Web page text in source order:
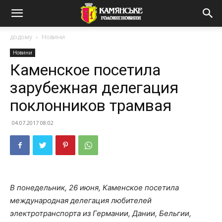
додому Новини
Новини
Каменское посетила
зарубежная делегация
поклонников трамвая
04.07.2017 08:02
В понедельник, 26 июня, Каменское посетила
международная делегация любителей
электротранспорта из Германии, Дании, Бельгии,